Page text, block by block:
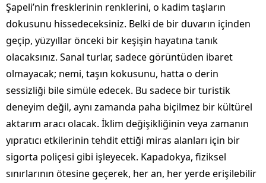
Şapeli’nin fresklerinin renklerini, o kadim taşların
dokusunu hissedeceksiniz. Belki de bir duvarın içinden
geçip, yüzyıllar önceki bir keşişin hayatına tanık
olacaksınız. Sanal turlar, sadece görüntüden ibaret
olmayacak; nemi, taşın kokusunu, hatta o derin
sessizliği bile simüle edecek. Bu sadece bir turistik
deneyim değil, aynı zamanda paha biçilmez bir kültürel
aktarım aracı olacak. İklim değişikliğinin veya zamanın
yıpratıcı etkilerinin tehdit ettiği miras alanları için bir
sigorta poliçesi gibi işleyecek. Kapadokya, fiziksel
sınırlarının ötesine geçerek, her an, her yerde erişilebilir